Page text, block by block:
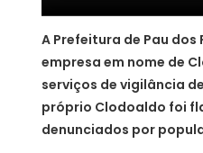
A Prefeitura de Pau
empresa em nome de
serviços de vigilância
próprio Clodoaldo foi
denunciados por